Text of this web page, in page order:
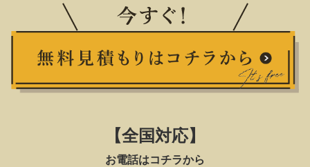
【全国対応】
お電話はコチラから